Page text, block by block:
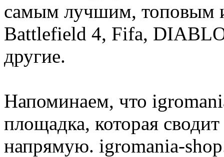
самым лучшим, топовым
Battlefield 4, Fifa,
другие.
Напоминаем, что
площадка, которая
напрямую. igromania-